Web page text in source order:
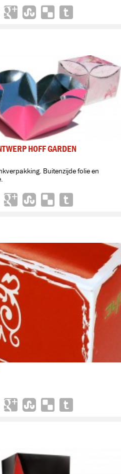
HOFF GARDEN
Buitenzijde folie en